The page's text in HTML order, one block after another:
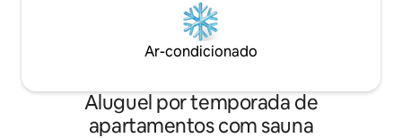
Ar-condicionado
Aluguel por temporada de
apartamentos com sauna